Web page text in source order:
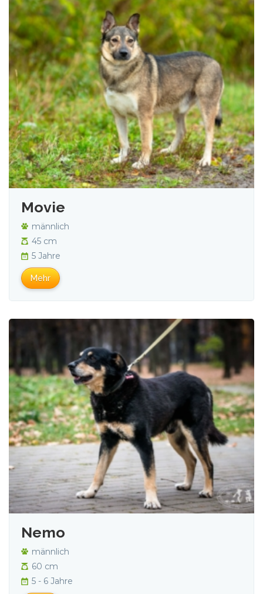
Movie
männlich
45 cm
5 Jahre
Mehr
Nemo
männlich
60 cm
5 - 6 Jahre